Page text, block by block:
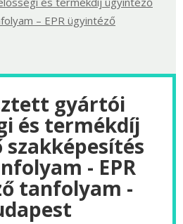
– EPR ügyintéző
gyártói
és termékdíj
- EPR
tanfolyam -